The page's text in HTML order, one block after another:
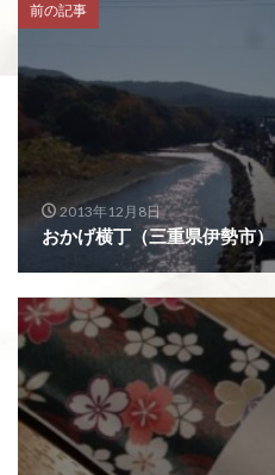
前の記事
2013年12月8日
おかげ横丁（三重県伊勢市）